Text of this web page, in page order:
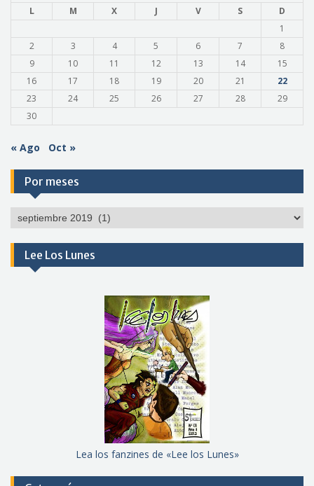
L M X J V S
D
1
2
3 4 5 6 7
8
9
10 11 12 13 14
15
16
17 18 19 20 21
22
23
24 25 26 27 28
29
30
« Ago Oct »
Por meses
Por
Lee Los Lunes
Lea los fanzines de «Lee los Lunes»